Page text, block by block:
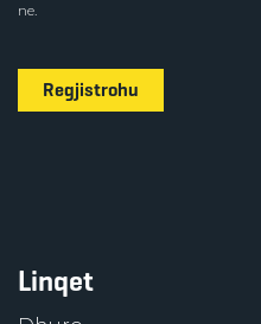
ne.
Regjistrohu
Linqet